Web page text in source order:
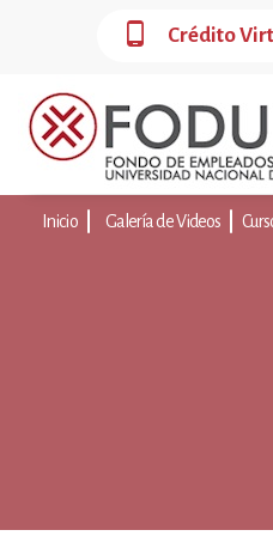
phone_android Crédito
Inicio Galería de Videos